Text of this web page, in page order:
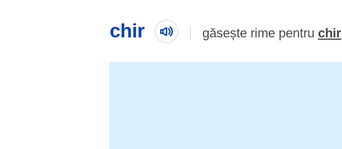
chir
găsește rime pentru chir